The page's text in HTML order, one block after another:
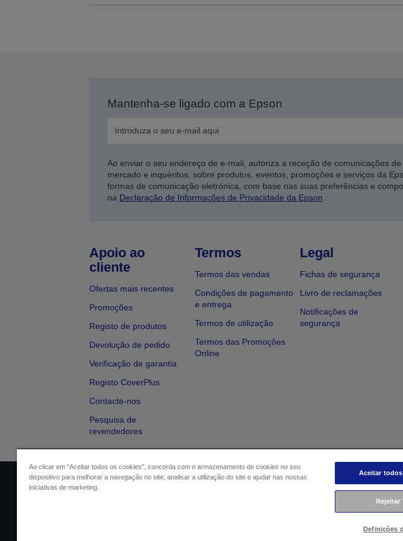
Mantenha-se ligado com a Epson
Ao enviar o seu endereço de e-mail, autoriza a receção de comunicações
mercado e inquéritos, sobre produtos, eventos, promoções e serviços da
formas de comunicação eletrónica, com base nas suas preferências e
na Declaração de Informações de Privacidade da Epson.
Apoio ao
cliente
Ofertas mais recentes
Promoções
Registo de produtos
Devolução de pedido
Verificação de garantia
Registo CoverPlus
Contacte-nos
Pesquisa de
revendedores
Termos
Termos das vendas
Condições de pagamento
e entrega
Termos de utilização
Termos das Promoções
Online
Legal
Fichas de segurança
Livro de reclamações
Notificações de
segurança
Identificação do vendedor Identificação da conformidade do produto
Compromisso da
Ao clicar em "Aceitar todos os cookies", concorda com o armazenamento de cookies no seu
dispositivo para melhorar a navegação no site, analisar a utilização do site e ajudar nas nossas
iniciativas de marketing.
Aceitar
Rejeitar
Definições